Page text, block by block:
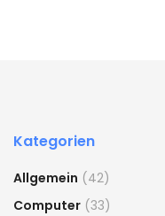
Kategorien
Allgemein (42)
Computer (33)